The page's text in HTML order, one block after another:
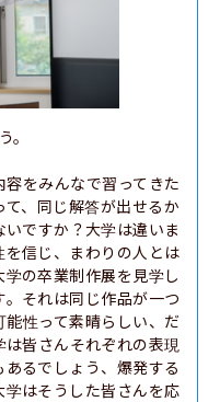
。
をみんなで習ってきた
、同じ解答が出せるか
ですか？大学は違いま
信じ、まわりの人とは
の卒業制作展を見学し
それは同じ作品が一つ
性って素晴らしい、だ
皆さんそれぞれの表現
るでしょう、爆発する
はそうした皆さんを応